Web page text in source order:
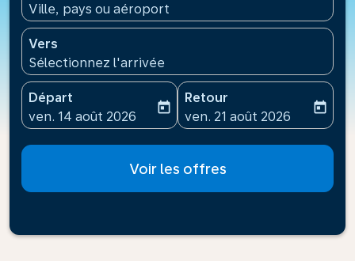
Ville, pays ou aéroport
Vers
Sélectionnez l'arrivée
Départ
fc-booking-departure-date-aria-label
ven. 14 août 2026
today
Retour
fc-booking-return-date-
ven. 21 août 2026
today
Voir les offres